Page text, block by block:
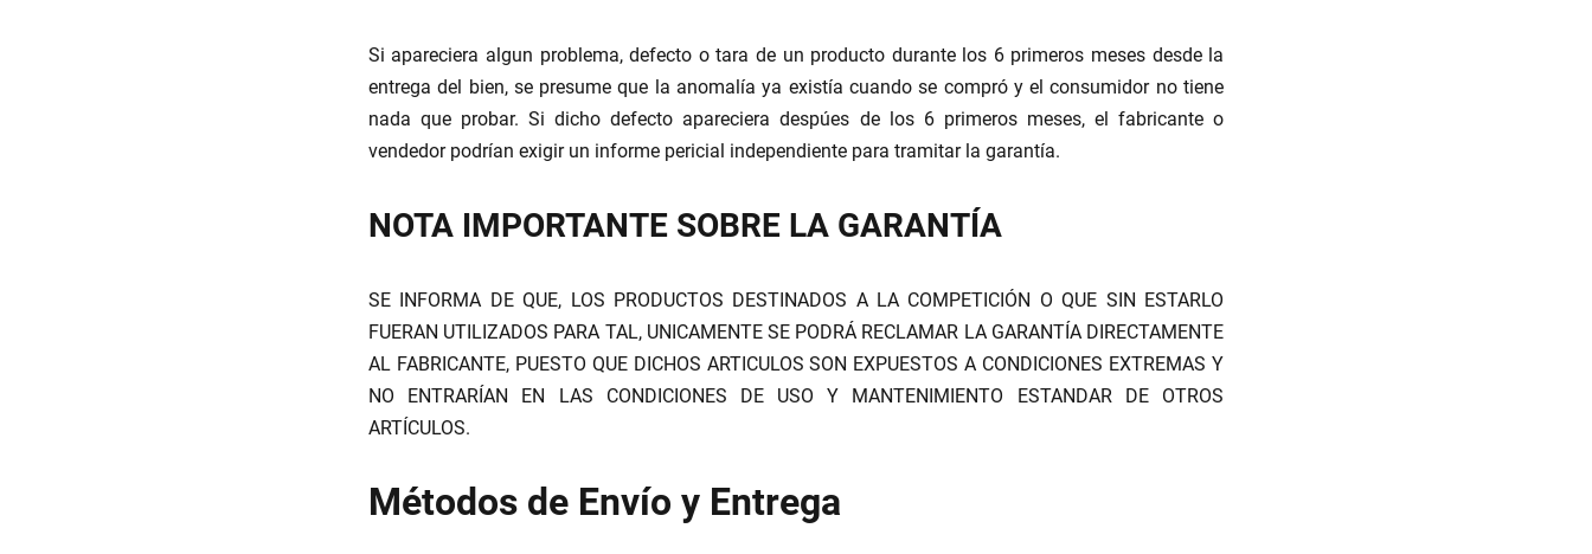
Si apareciera algun problema, defecto o tara de un producto durante los 6 primeros meses desde la
entrega del bien, se presume que la anomalía ya existía cuando se compró y el consumidor no tiene
nada que probar. Si dicho defecto apareciera despúes de los 6 primeros meses, el fabricante o
vendedor podrían exigir un informe pericial independiente para tramitar la garantía.
NOTA IMPORTANTE SOBRE LA GARANTÍA
SE INFORMA DE QUE, LOS PRODUCTOS DESTINADOS A LA COMPETICIÓN O QUE SIN ESTARLO
FUERAN UTILIZADOS PARA TAL, UNICAMENTE SE PODRÁ RECLAMAR LA GARANTÍA DIRECTAMENTE
AL FABRICANTE, PUESTO QUE DICHOS ARTICULOS SON EXPUESTOS A CONDICIONES EXTREMAS Y
NO ENTRARÍAN EN LAS CONDICIONES DE USO Y MANTENIMIENTO ESTANDAR DE OTROS
ARTÍCULOS.
Métodos de Envío y Entrega